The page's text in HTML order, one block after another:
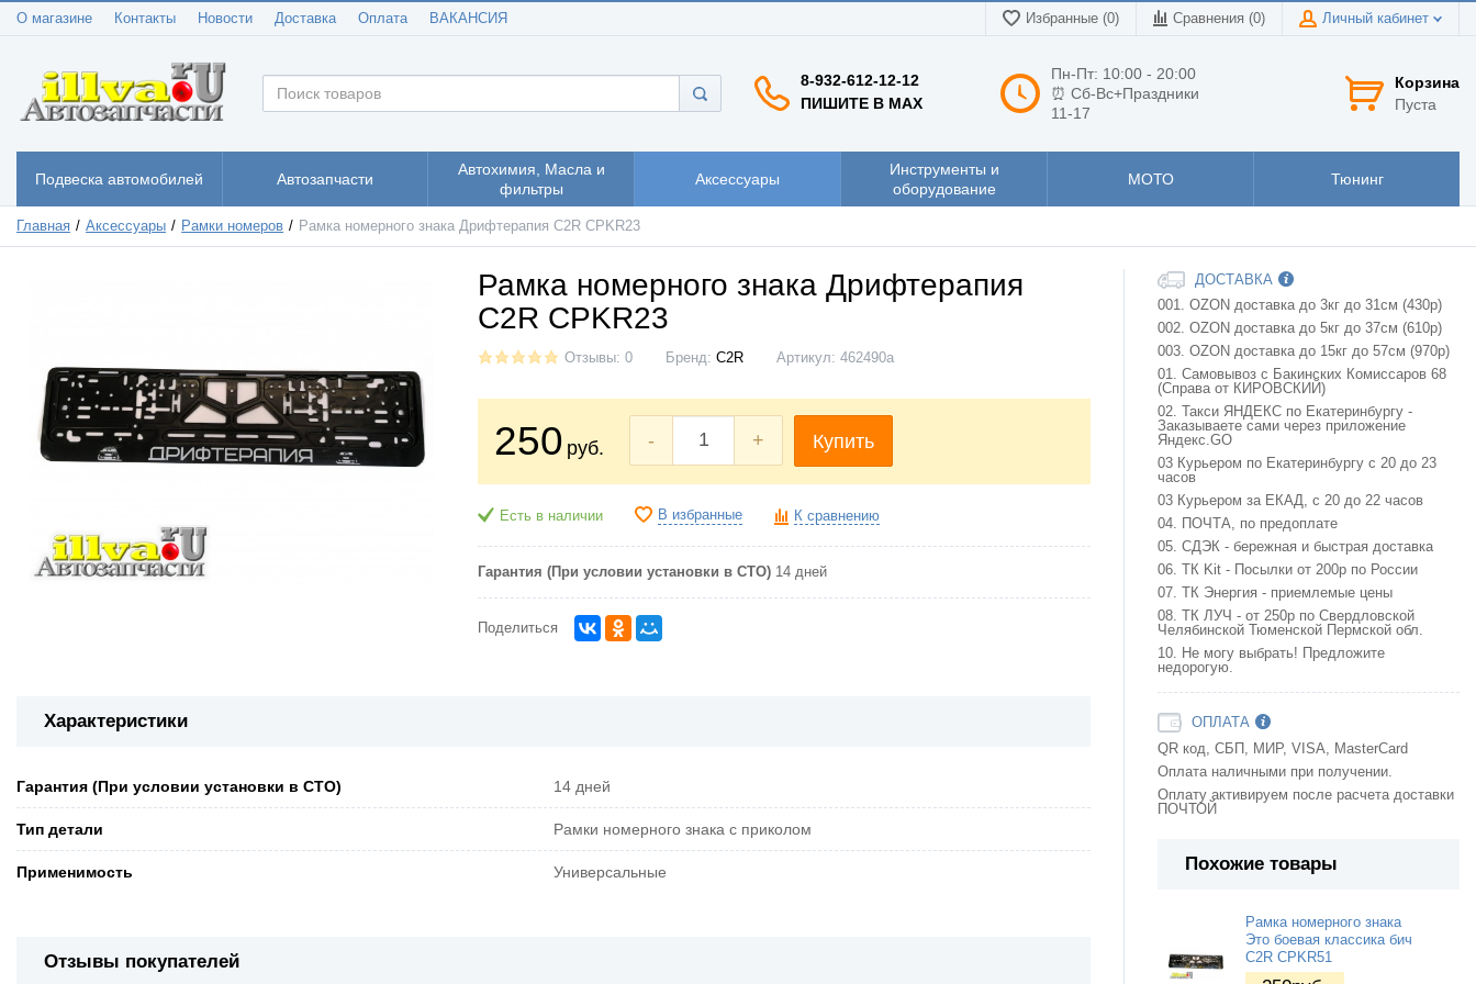
О магазине Контакты Новости Доставка Оплата ВАКАНСИЯ Избранные (0) Сравнения (0) Личный кабинет
8-932-612-12-12
ПИШИТЕ В MAX
Пн-Пт: 10:00 - 20:00
⏰ Сб-Вс+Праздники
11-17
Корзина
Пуста
Подвеска автомобилей Автозапчасти
Автохимия, Масла и
фильтры
Аксессуары
Инструменты и
оборудование
МОТО Тюнинг
Главная Аксессуары Рамки номеров Рамка номерного знака Дрифтерапия C2R CPKR23
Рамка номерного знака Дрифтерапия
C2R CPKR23
Отзывы: 0 Бренд: C2R Артикул: 462490a
250 руб. - + Купить
Есть в наличии В избранные К сравнению
Гарантия (При условии установки в СТО) 14 дней
Поделиться
Характеристики
Гарантия (При условии установки в СТО) 14 дней
Тип детали Рамки номерного знака с приколом
Применимость Универсальные
Отзывы покупателей
ДОСТАВКА
001. OZON доставка до 3кг до 31см (430р)
002. OZON доставка до 5кг до 37см (610р)
003. OZON доставка до 15кг до 57см (970р)
01. Самовывоз с Бакинских Комиссаров 68
(Справа от КИРОВСКИЙ)
02. Такси ЯНДЕКС по Екатеринбургу -
Заказываете сами через приложение
Яндекс.GO
03 Курьером по Екатеринбургу с 20 до 23
часов
03 Курьером за ЕКАД, с 20 до 22 часов
04. ПОЧТА, по предоплате
05. СДЭК - бережная и быстрая доставка
06. ТК Kit - Посылки от 200р по России
07. ТК Энергия - приемлемые цены
08. ТК ЛУЧ - от 250р по Свердловской
Челябинской Тюменской Пермской обл.
10. Не могу выбрать! Предложите
недорогую.
ОПЛАТА
QR код, СБП, МИР, VISA, MasterCard
Оплата наличными при получении.
Оплату активируем после расчета доставки
ПОЧТОЙ
Похожие товары
Рамка номерного знака
Это боевая классика бич
C2R CPKR51